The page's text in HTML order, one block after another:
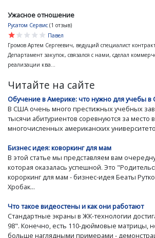
Ужасное отношение
Русатом Сервис (1 отзыв)
star
star
star
star
star
Павел
Громов Артем Сергеевич, ведущий специалист
Департамент закупок, связался с нами, сделал
реализации ква...
Читайте на сайте
Обучение в Америке: что нужно для учебы
В США очень много престижных учебных
тысячи абитуриентов соревнуются за место
многочисленных американских
Бизнес идея: коворкинг для мам
В этой статье мы представляем вам
которая оказалась успешной. Это
короркинг для мам - бизнес-идея Беаты
Хробак...
Что такое видеостены и как они работают
Стандартные экраны в ЖК-технологии
98". Конечно, есть 110-дюймовые матрицы,
больше наглядными примерами -